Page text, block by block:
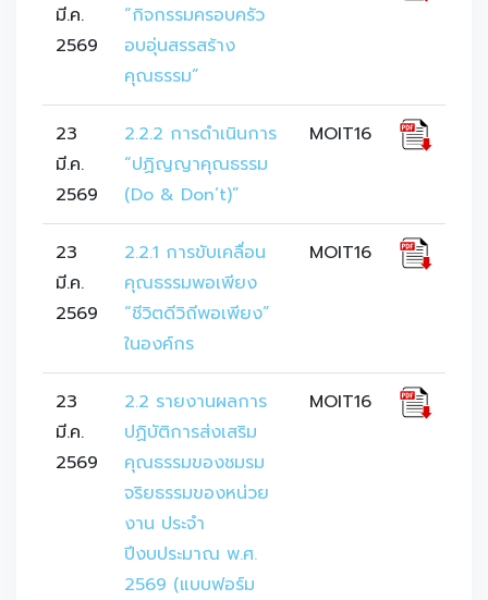
มี.ค.
2569
“กิจกรรมครอบครัว
อบอุ่นสรรสร้าง
คุณธรรม”
23
มี.ค.
2569
2.2.2 การดำเนินการ
“ปฏิญญาคุณธรรม
(Do & Don’t)”
MOIT16
23
มี.ค.
2569
2.2.1 การขับเคลื่อน
คุณธรรมพอเพียง
“ชีวิตดีวิถีพอเพียง”
ในองค์กร
MOIT16
23
มี.ค.
2569
2.2 รายงานผลการ
ปฏิบัติการส่งเสริม
คุณธรรมของชมรม
จริยธรรมของหน่วย
งาน ประจำ
ปีงบประมาณ พ.ศ.
2569 (แบบฟอร์ม
MOIT16